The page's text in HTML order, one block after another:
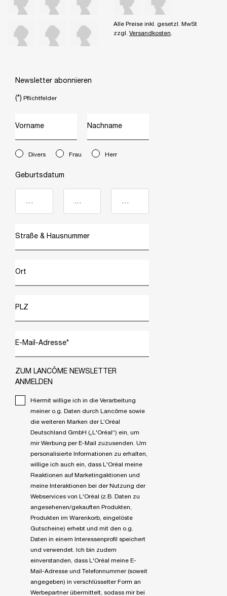
Alle Preise inkl. gesetzl. MwSt
zzgl. Versandkosten
Newsletter abonnieren
(*) Pflichtfelder
Vorname Nachname
newslettersignup.title.legend
Divers Frau Herr
Geburtsdatum
Straße & Hausnummer
Ort
PLZ
E-Mail-Adresse*
ZUM LANCÔME NEWSLETTER
ANMELDEN
Hiermit willige ich in die Verarbeitung
meiner o.g. Daten durch Lancôme sowie
die weiteren Marken der L’Oréal
Deutschland GmbH („L'Oréal“) ein, um
mir Werbung per E-Mail zuzusenden. Um
personalisierte Informationen zu erhalten,
willige ich auch ein, dass L'Oréal meine
Reaktionen auf Marketingaktionen und
meine Interaktionen bei der Nutzung der
Webservices von L'Oréal (z.B. Daten zu
angesehenen/gekauften Produkten,
Produkten im Warenkorb, eingelöste
Gutscheine) erhebt und mit den o.g.
Daten in einem Interessenprofil speichert
und verwendet. Ich bin zudem
einverstanden, dass L'Oréal meine E-
Mail-Adresse und Telefonnummer (soweit
angegeben) in verschlüsselter Form an
Werbepartner übermittelt, sodass mir bei